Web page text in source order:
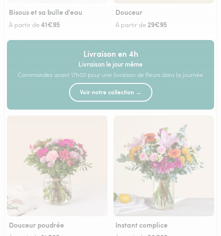
Bisous et sa bulle d'eau
À partir de41€95
Douceur
À partir de29€95
Livraison en 4h
Livraison le jour même
Commandez avant 17h00 pour une livraison de fleurs dans la journée
Voir notre collection →
Douceur poudrée Instant complice